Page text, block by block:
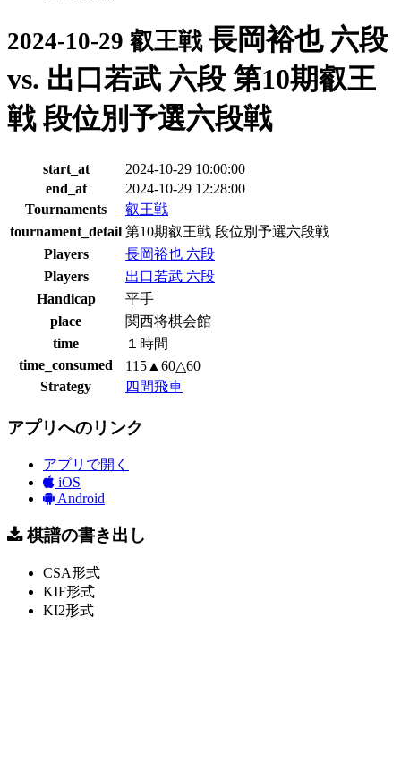
2024-10-29 叡王戦 長岡裕也 六段
vs. 出口若武 六段 第10期叡王
戦 段位別予選六段戦
start_at
2024-10-29 10:00:00
end_at
2024-10-29 12:28:00
Tournaments
叡王戦
tournament_detail 第10期叡王戦 段位別予選六段戦
Players
長岡裕也 六段
Players
出口若武 六段
Handicap
平手
place
関西将棋会館
time
１時間
time_consumed
115▲60△60
Strategy
四間飛車
アプリへのリンク
アプリで開く
iOS
Android
棋譜の書き出し
CSA形式
KIF形式
KI2形式